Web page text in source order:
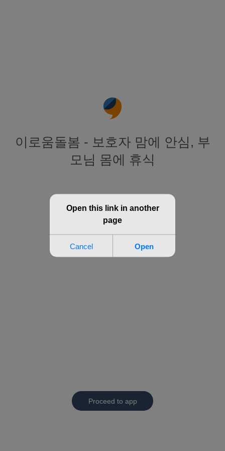
이로움돌봄 - 보호자 맘에 안심, 부
모님 몸에 휴식
Proceed to app